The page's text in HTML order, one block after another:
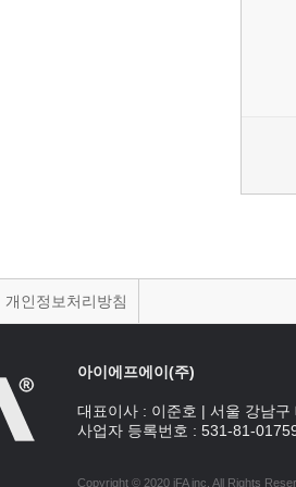
개인정보처리방침
아이에프에이(주)
대표이사 : 이준호 | 서울 강남구
사업자 등록번호 : 531-81-
Copyright © 2020 iFA inc . All Rights